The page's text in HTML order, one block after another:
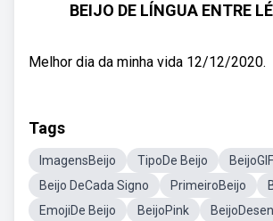
BEIJO DE LÍNGUA ENTRE
Melhor dia da minha vida 12/12/2020.
Tags
ImagensBeijo TipoDe Beijo
BeijoGIF
Beijo DeCada Signo
PrimeiroBeijo
EmojiDe Beijo
BeijoPink